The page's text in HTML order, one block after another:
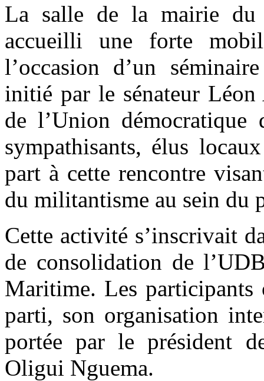
La salle de la mairie
accueilli une forte
l’occasion d’un
initié par le sénateur Léon
de l’Union
sympathisants, élus
part à cette rencontre
du militantisme au sein du
Cette activité s’inscrivait
de consolidation de
Maritime. Les
parti, son organisation
portée par le président
Oligui Nguema.